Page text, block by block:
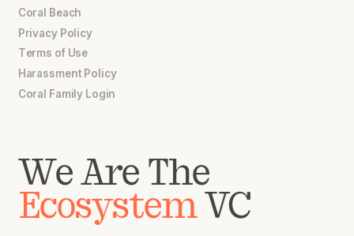
Coral Beach
Privacy Policy
Terms of Use
Harassment Policy
Coral Family Login
We Are The
EcosystemVC